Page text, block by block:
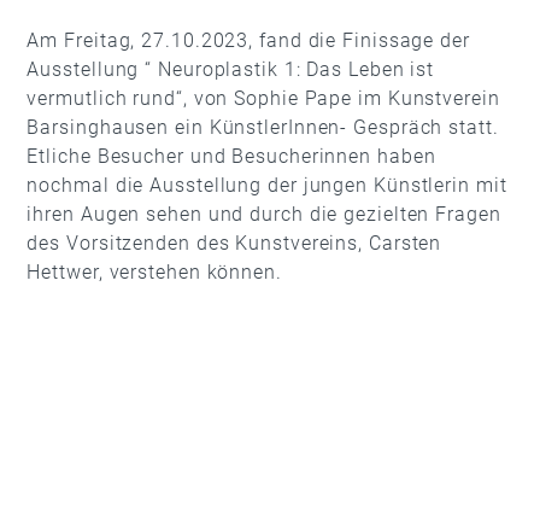
Am Freitag, 27.10.2023, fand die Finissage der
Ausstellung “ Neuroplastik 1: Das Leben ist
vermutlich rund“, von Sophie Pape im Kunstverein
Barsinghausen ein KünstlerInnen- Gespräch statt.
Etliche Besucher und Besucherinnen haben
nochmal die Ausstellung der jungen Künstlerin mit
ihren Augen sehen und durch die gezielten Fragen
des Vorsitzenden des Kunstvereins, Carsten
Hettwer, verstehen können.